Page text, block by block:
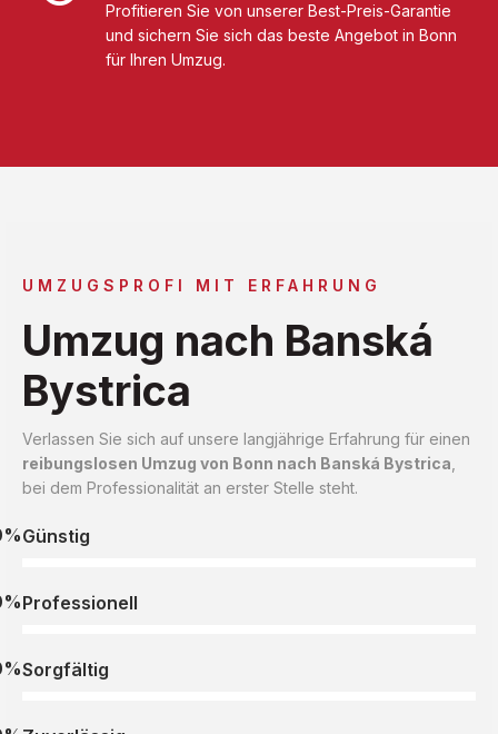
Profitieren Sie von unserer Best-Preis-Garantie
und sichern Sie sich das beste Angebot in Bonn
für Ihren Umzug.
UMZUGSPROFI MIT ERFAHRUNG
Umzug nach Banská
Bystrica
Verlassen Sie sich auf unsere langjährige Erfahrung für einen
reibungslosen Umzug von Bonn nach Banská Bystrica
bei dem Professionalität an erster Stelle steht.
Günstig
Professionell
Sorgfältig